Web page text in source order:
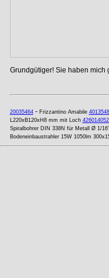
Grundgütiger! Sie haben mich
20035464- Frizzantino Amabile
L220xB120xH8 mm mit Loch
Spiralbohrer DIN 338N für Metall Ø 1/16'
Bodeneinbaustrahler 15W 1050lm